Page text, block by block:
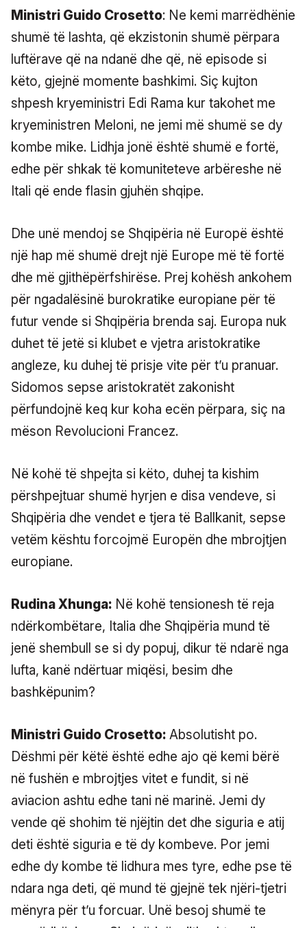
Ministri Guido Crosetto: Ne kemi marrëdhënie
shumë të lashta, që ekzistonin shumë përpara
luftërave që na ndanë dhe që, në episode si
këto, gjejnë momente bashkimi. Siç kujton
shpesh kryeministri Edi Rama kur takohet me
kryeministren Meloni, ne jemi më shumë se dy
kombe mike. Lidhja jonë është shumë e fortë,
edhe për shkak të komuniteteve arbëreshe në
Itali që ende flasin gjuhën shqipe.
Dhe unë mendoj se Shqipëria në Europë është
një hap më shumë drejt një Europe më të fortë
dhe më gjithëpërfshirëse. Prej kohësh ankohem
për ngadalësinë burokratike europiane për të
futur vende si Shqipëria brenda saj. Europa nuk
duhet të jetë si klubet e vjetra aristokratike
angleze, ku duhej të prisje vite për t’u pranuar.
Sidomos sepse aristokratët zakonisht
përfundojnë keq kur koha ecën përpara, siç na
mëson Revolucioni Francez.
Në kohë të shpejta si këto, duhej ta kishim
përshpejtuar shumë hyrjen e disa vendeve, si
Shqipëria dhe vendet e tjera të Ballkanit, sepse
vetëm kështu forcojmë Europën dhe mbrojtjen
europiane.
Rudina Xhunga: Në kohë tensionesh të reja
ndërkombëtare, Italia dhe Shqipëria mund të
jenë shembull se si dy popuj, dikur të ndarë nga
lufta, kanë ndërtuar miqësi, besim dhe
bashkëpunim?
Ministri Guido Crosetto: Absolutisht po.
Dëshmi për këtë është edhe ajo që kemi bërë
në fushën e mbrojtjes vitet e fundit, si në
aviacion ashtu edhe tani në marinë. Jemi dy
vende që shohim të njëjtin det dhe siguria e atij
deti është siguria e të dy kombeve. Por jemi
edhe dy kombe të lidhura mes tyre, edhe pse të
ndara nga deti, që mund të gjejnë tek njëri-tjetri
mënyra për t’u forcuar. Unë besoj shumë te